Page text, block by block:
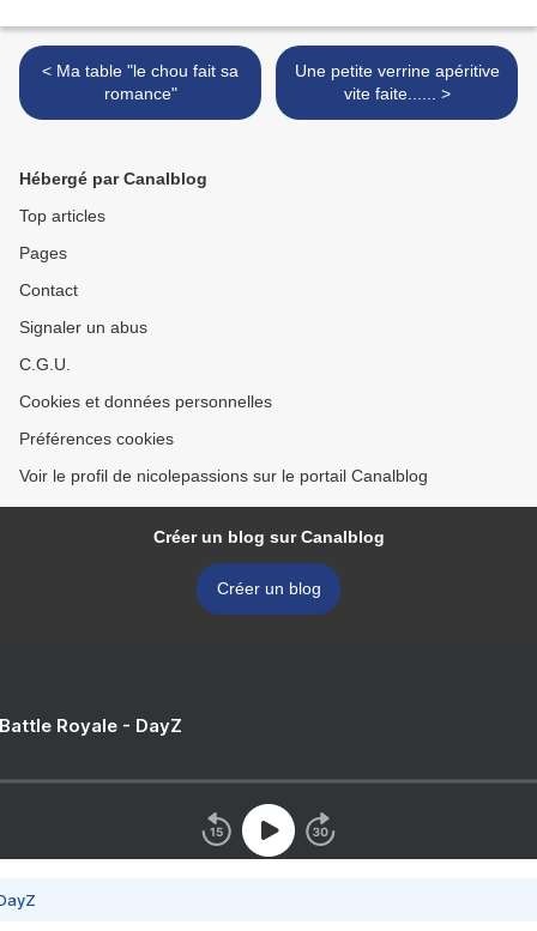
< Ma table "le chou fait sa
romance"
Une petite verrine apéritive
vite faite...... >
Hébergé par Canalblog
Top articles
Pages
Contact
Signaler un abus
C.G.U.
Cookies et données personnelles
Préférences cookies
Voir le profil de nicolepassions sur le portail Canalblog
Créer un blog sur Canalblog
Créer un blog
Royale - DayZ